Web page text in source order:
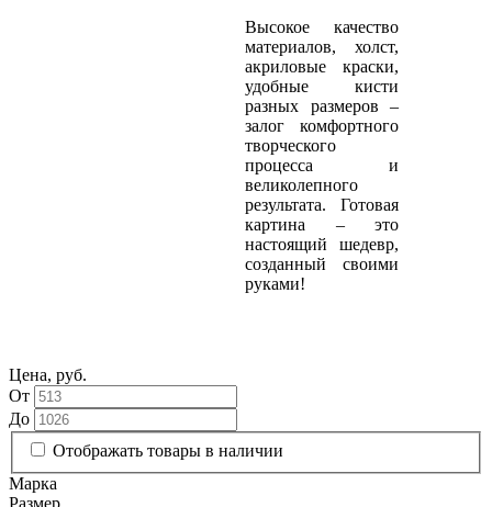
Высокое качество
материалов, холст,
акриловые краски,
удобные кисти
разных размеров –
залог комфортного
творческого
процесса и
великолепного
результата. Готовая
картина – это
настоящий шедевр,
созданный своими
руками!
Цена, руб.
От
До
Отображать товары в наличии
Марка